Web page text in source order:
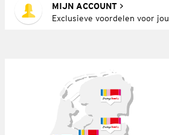
MIJN ACCOUNT
Exclusieve voordelen voor jou